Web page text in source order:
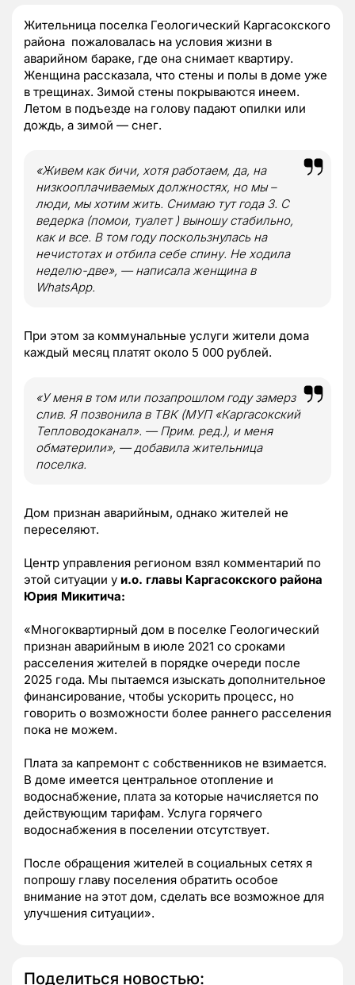
Жительница поселка Геологический Каргасокского
района пожаловалась на условия жизни в
аварийном бараке, где она снимает квартиру.
Женщина рассказала, что стены и полы в доме уже
в трещинах. Зимой стены покрываются инеем.
Летом в подъезде на голову падают опилки или
дождь, а зимой — снег.
«Живем как бичи, хотя работаем, да, на
низкооплачиваемых должностях, но мы –
люди, мы хотим жить. Снимаю тут года 3. С
ведерка (помои, туалет ) выношу стабильно,
как и все. В том году поскользнулась на
нечистотах и отбила себе спину. Не ходила
неделю-две», — написала женщина в
WhatsApp.
При этом за коммунальные услуги жители дома
каждый месяц платят около 5 000 рублей.
«У меня в том или позапрошлом году замерз
слив. Я позвонила в ТВК (МУП «Каргасокский
Тепловодоканал». — Прим. ред.), и меня
обматерили», — добавила жительница
поселка.
Дом признан аварийным, однако жителей не
переселяют.
Центр управления регионом взял комментарий по
этой ситуации у и.о. главы Каргасокского района
Юрия Микитича:
«Многоквартирный дом в поселке Геологический
признан аварийным в июле 2021 со сроками
расселения жителей в порядке очереди после
2025 года. Мы пытаемся изыскать дополнительное
финансирование, чтобы ускорить процесс, но
говорить о возможности более раннего расселения
пока не можем.
Плата за капремонт с собственников не взимается.
В доме имеется центральное отопление и
водоснабжение, плата за которые начисляется по
действующим тарифам. Услуга горячего
водоснабжения в поселении отсутствует.
После обращения жителей в социальных сетях я
попрошу главу поселения обратить особое
внимание на этот дом, сделать все возможное для
улучшения ситуации».
Поделиться новостью: